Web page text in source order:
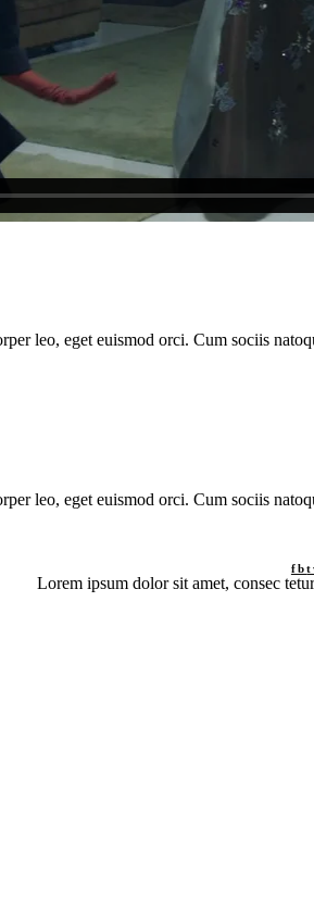
leo, eget euismod orci. Cum sociis
leo, eget euismod orci. Cum sociis
Lorem ipsum dolor sit amet, consec
fb